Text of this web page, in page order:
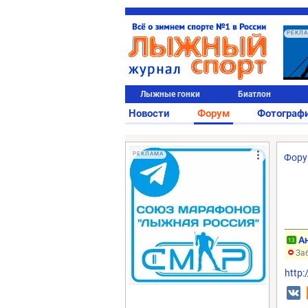
Лыжные гонки Биатлон
Новости Форум
РЕКЛАМА
13